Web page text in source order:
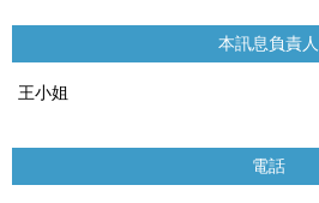
本訊息負責人
王小姐
電話